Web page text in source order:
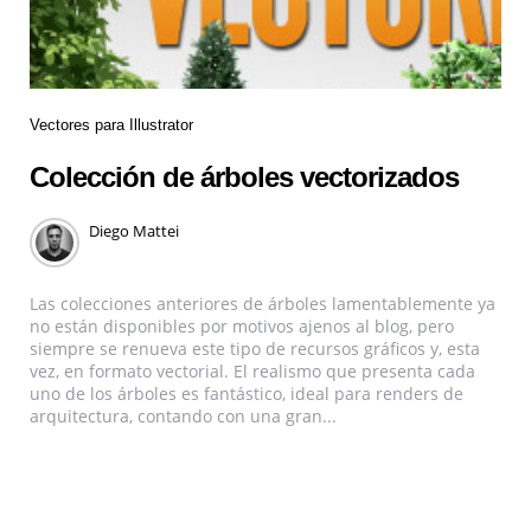
Vectores para Illustrator
Colección de árboles vectorizados
Diego Mattei
Las colecciones anteriores de árboles lamentablemente ya
no están disponibles por motivos ajenos al blog, pero
siempre se renueva este tipo de recursos gráficos y, esta
vez, en formato vectorial. El realismo que presenta cada
uno de los árboles es fantástico, ideal para renders de
arquitectura, contando con una gran...